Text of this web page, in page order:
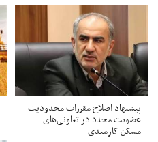
پیشنهاد اصلاح مقررات محدودیت
عضویت مجدد در تعاونی‌های
مسکن کارمندی